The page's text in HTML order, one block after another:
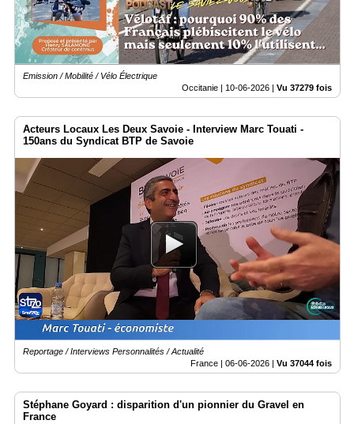
Emission / Mobilité / Vélo Électrique
Occitanie | 10-06-2026 | Vu 37279 fois
Acteurs Locaux Les Deux Savoie - Interview Marc Touati -
150ans du Syndicat BTP de Savoie
Reportage / Interviews Personnalités / Actualité
France | 06-06-2026 | Vu 37044 fois
Stéphane Goyard : disparition d'un pionnier du Gravel en
France